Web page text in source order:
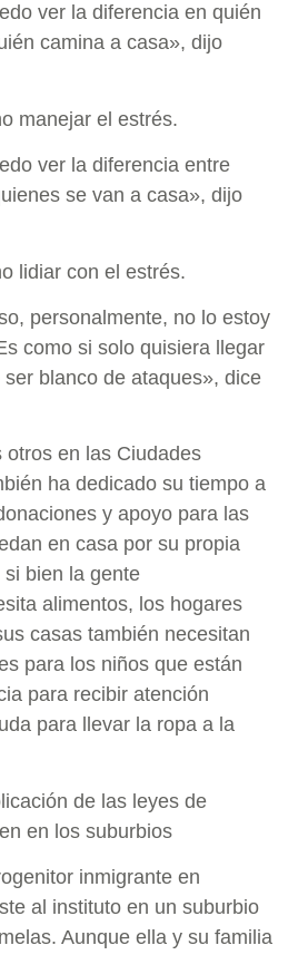
ver la diferencia en quién
camina a casa», dijo
manejar el estrés.
ver la diferencia entre
se van a casa», dijo
lidiar con el estrés.
personalmente, no lo estoy
como si solo quisiera llegar
blanco de ataques», dice
en las Ciudades
ha dedicado su tiempo a
y apoyo para las
en casa por su propia
bien la gente
alimentos, los hogares
casas también necesitan
para los niños que están
para recibir atención
para llevar la ropa a la
de las leyes de
en los suburbios
inmigrante en
al instituto en un suburbio
Aunque ella y su familia